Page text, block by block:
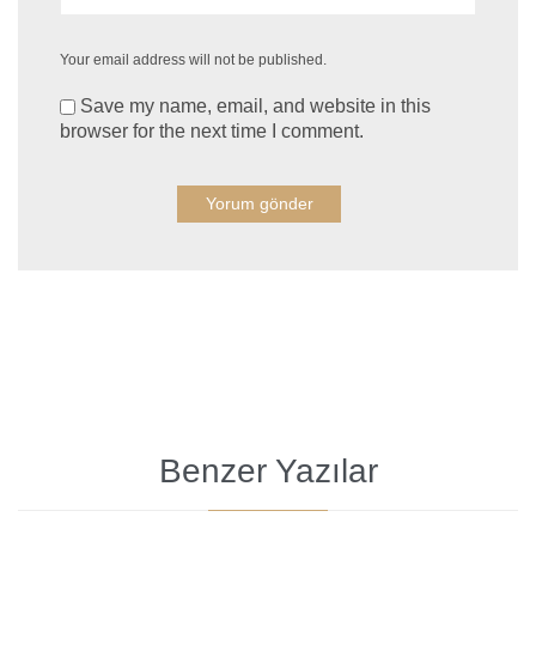
Your email address will not be published.
Save my name, email, and website in this
browser for the next time I comment.
Benzer Yazılar